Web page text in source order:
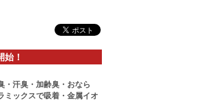
始！
・汗臭・加齢臭・おなら
ミックスで吸着・金属イオ